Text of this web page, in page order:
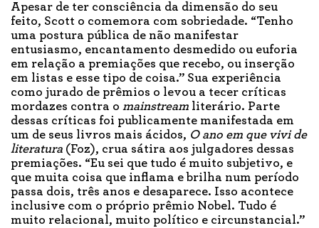
Apesar de ter consciência da dimensão do seu
feito, Scott o comemora com sobriedade. “Tenho
uma postura pública de não manifestar
entusiasmo, encantamento desmedido ou euforia
em relação a premiações que recebo, ou inserção
em listas e esse tipo de coisa.” Sua experiência
como jurado de prêmios o levou a tecer críticas
mordazes contra o mainstream literário. Parte
dessas críticas foi publicamente manifestada em
um de seus livros mais ácidos, O ano em que vivi de
literatura (Foz), crua sátira aos julgadores dessas
premiações. “Eu sei que tudo é muito subjetivo, e
que muita coisa que inflama e brilha num período
passa dois, três anos e desaparece. Isso acontece
inclusive com o próprio prêmio Nobel. Tudo é
muito relacional, muito político e circunstancial.”